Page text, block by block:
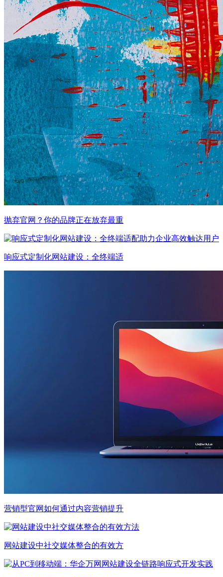
抛弃官网？你的品牌正在放弃最重
响应式定制化网站建设：全终端适
营销型官网如何通过内容营销提升
网站建设中社交媒体整合的有效方